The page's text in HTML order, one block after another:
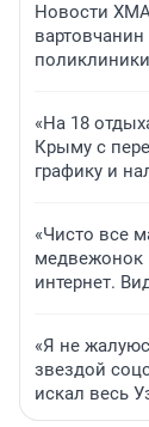
Новости
поликлиники
«На 18
Крыму с
графику и
«Чисто все
медвежонок
интернет.
«Я не
звездой
искал весь